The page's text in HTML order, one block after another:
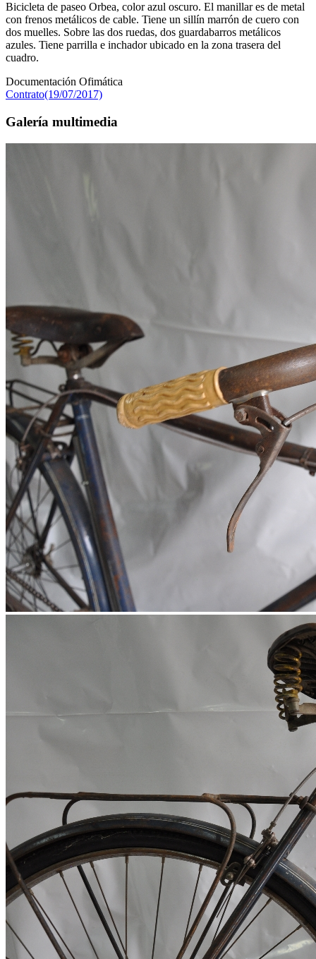
Bicicleta de paseo Orbea, color azul oscuro. El manillar es de metal
con frenos metálicos de cable. Tiene un sillín marrón de cuero con
dos muelles. Sobre las dos ruedas, dos guardabarros metálicos
azules. Tiene parrilla e inchador ubicado en la zona trasera del
cuadro.
Documentación Ofimática
Contrato(19/07/2017)
Galería multimedia